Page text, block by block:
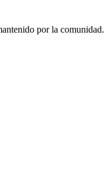
por la comunidad.